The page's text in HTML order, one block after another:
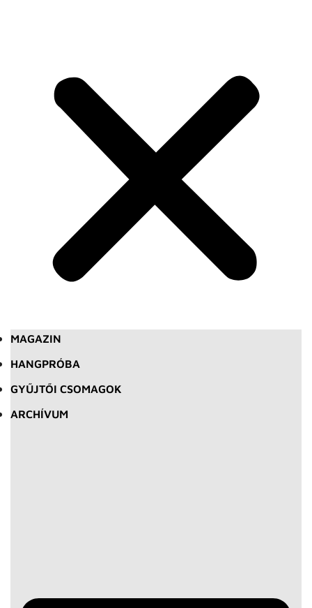
MAGAZIN
HANGPRÓBA
GYŰJTŐI CSOMAGOK
ARCHÍVUM